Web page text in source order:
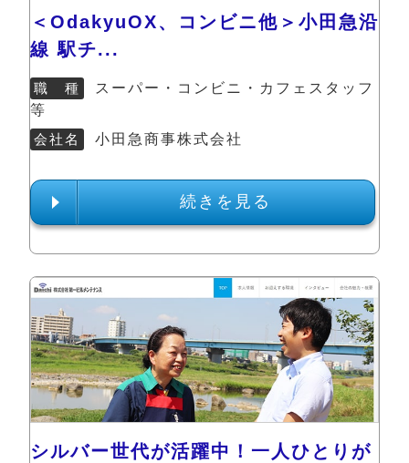
＜OdakyuOX、コンビニ他＞小田急沿
線 駅チ...
職 種
スーパー・コンビニ・カフェスタッフ
等
会社名
小田急商事株式会社
続きを見る
シルバー世代が活躍中！一人ひとりが